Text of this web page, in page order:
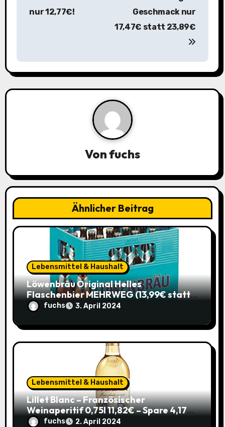
s
n
g
a
t
i
n
nur 12,77€!
Geschmack nur
17,47€ statt 23,89€
Vonfuchs
Ähnlicher Beitrag
Lebensmittel & Haushalt
Löwenbräu Original Helles
Flaschenbier MEHRWEG (13,99€ statt
17,49€) – Ein typisches Münchner
Original zum Sparpreis
fuchs 3. April 2024
Lebensmittel & Haushalt
Lillet Blanc – Französischer
Weinaperitif 0,75l 11,82€ – Spare 4,17€
im Sparabo
fuchs 2. April 2024